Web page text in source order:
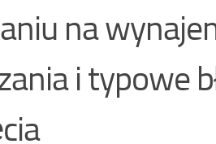
na
i typowe